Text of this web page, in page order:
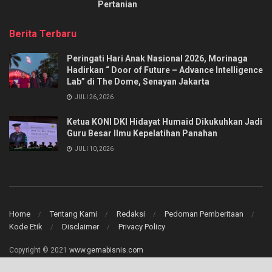
Pertanian
Berita Terbaru
Peringati Hari Anak Nasional 2026, Morinaga
Hadirkan “ Door of Future – Advance Intelligence
Lab” di The Dome, Senayan Jakarta
JULI 26, 2026
Ketua KONI DKI Hidayat Humaid Dikukuhkan Jadi
Guru Besar Ilmu Kepelatihan Panahan
JULI 10, 2026
Home Tentang Kami Redaksi
Pedoman Pemberitaan
Kode Etik
Disclaimer Privacy Policy
Copyright © 2021 www.gemabisnis.com